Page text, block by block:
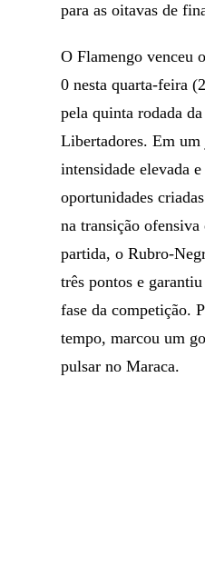
para as oitavas de
O Flamengo venceu
0 nesta quarta-feira
pela quinta rodada
Libertadores. Em
intensidade elevada
oportunidades
na transição
partida, o Rubro-
três pontos e
fase da competição.
tempo, marcou um
pulsar no Maraca.